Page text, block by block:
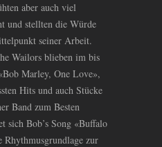
aber auch viel
und stellten die Würde
seiner Arbeit.
Wailors blieben im bis
Marley, One Love»,
Hits und auch Stücke
Band zum Besten
sich Bob’s Song «Buffalo
zur